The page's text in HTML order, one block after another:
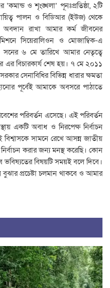
ও শৃংঙ্খলা’ পূনঃপ্রতিষ্ঠা, ২টি
পালন ও বিডিআর (ইউজ) থেকে
অবদান রাখা আমার কর্ম জীবনের
সিয়েরালিওন ও মোজাম্বিক-এ
৬ মে তারিখে আমার নেতৃত্বে
এর বিচারকার্য শেষ হয়। ৭ মে ২০১১
সেনাবিধির বিভিন্ন ধারার ক্ষমতা
পূর্বেই আমাকে অবসরে পাঠাতে
পরিবর্তন এসেছে। এই পরিবর্তন
একটি অবাধ ও নিরপেক্ষ নির্বাচন
সামনে রেখে আসন্ন জাতীয়
করার জন্য মনস্থ করেছি। কোন
বিষয়টি সময়ই বলে দিবে।
প্রচেষ্টা চলমান থাকবে ও আমার